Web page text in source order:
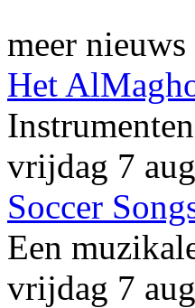
meer nieuws
Het
vrijdag 7
Soccer
Een
vrijdag 7